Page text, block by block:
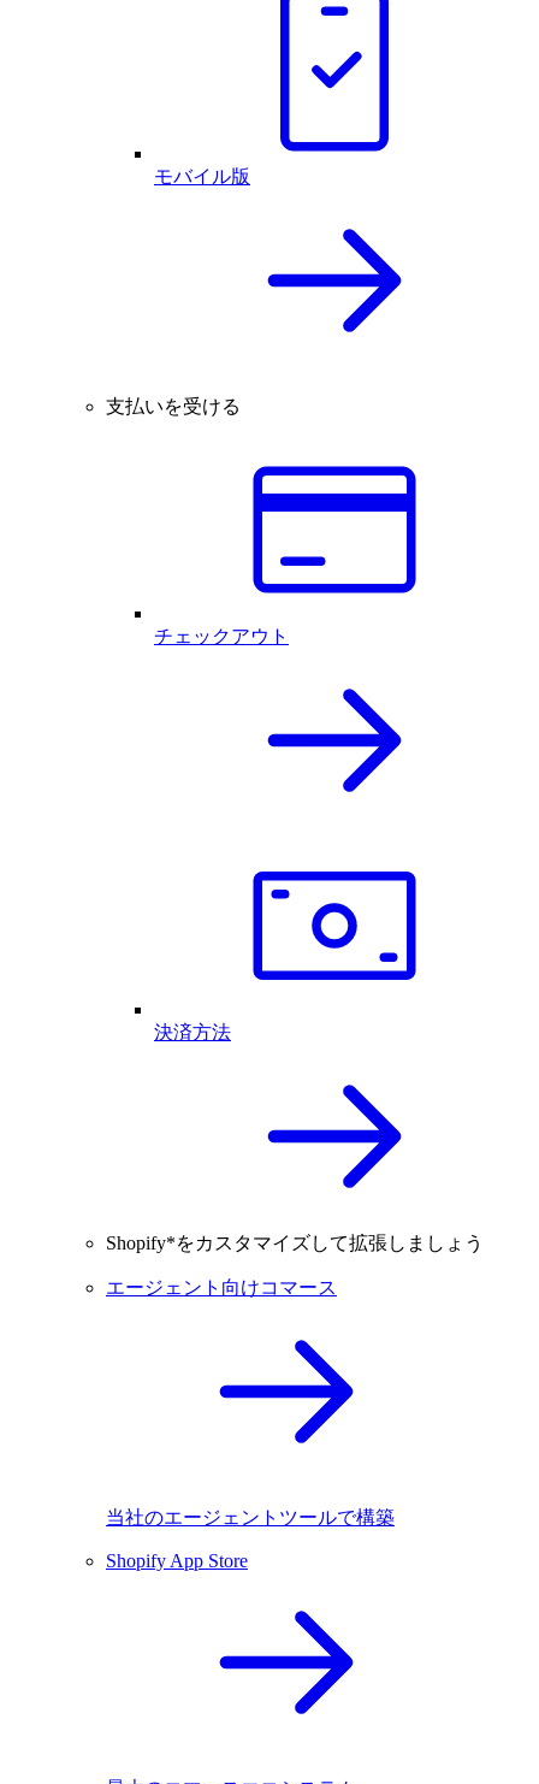
モバイル版
支払いを受ける
チェックアウト
決済方法
Shopify*をカスタマイズして拡張しましょう
エージェント向けコマース
当社のエージェントツールで構築
Shopify App Store